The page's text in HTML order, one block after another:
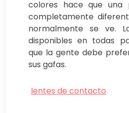
colores hace que una
completamente
normalmente se ve.
disponibles en todas
que la gente debe
sus gafas.
lentes de contacto